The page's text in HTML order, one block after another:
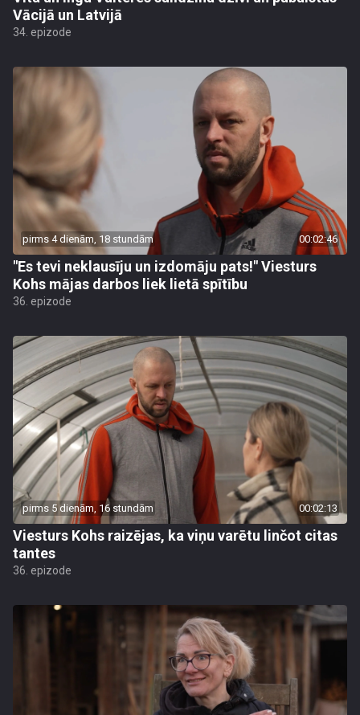
Vācijā un Latvijā
34. epizode
pirms 4 dienām, 18 stundām 00:02:46
"Es tevi neklausīju un izdomāju pats!" Viesturs
Kohs mājas darbos liek lietā spītību
36. epizode
pirms 5 dienām, 16 stundām 00:02:13
Viesturs Kohs raizējas, ka viņu varētu linčot citas
tantes
36. epizode